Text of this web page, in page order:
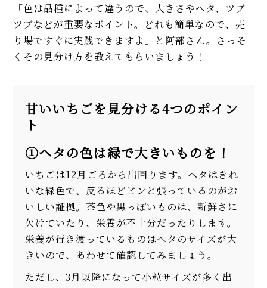
「色は品種によって違うので、大きさやヘタ、ツブ
ツブなどが重要なポイント。どれも簡単なので、売
り場ですぐに実践できますよ」と阿部さん。さっそ
くその見分け方を教えてもらいましょう！
甘いいちごを見分ける4つのポイン
ト
①ヘタの色は緑で大きいものを！
いちごは12月ごろから出回ります。ヘタはきれ
いな緑色で、反るほどピンと張っているのがお
いしい証拠。茶色や黒っぽいものは、新鮮さに
欠けていたり、栄養が不十分だったりします。
栄養が行き渡っているものはヘタのサイズが大
きいので、あわせて確認してみましょう。
ただし、3月以降になって小粒サイズが多く出